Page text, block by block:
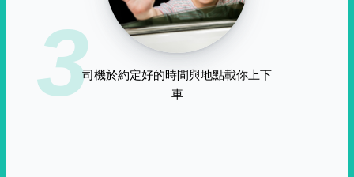
3司機於約定好的時間與地點載你上下
車